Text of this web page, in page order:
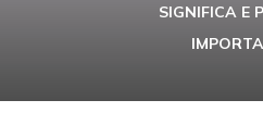
SIGNIFICA E